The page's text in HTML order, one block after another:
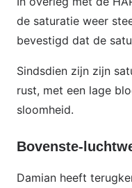
de saturatie weer
bevestigd dat de
Sindsdien zijn zijn
rust, met een lage
sloomheid.
Damian heeft